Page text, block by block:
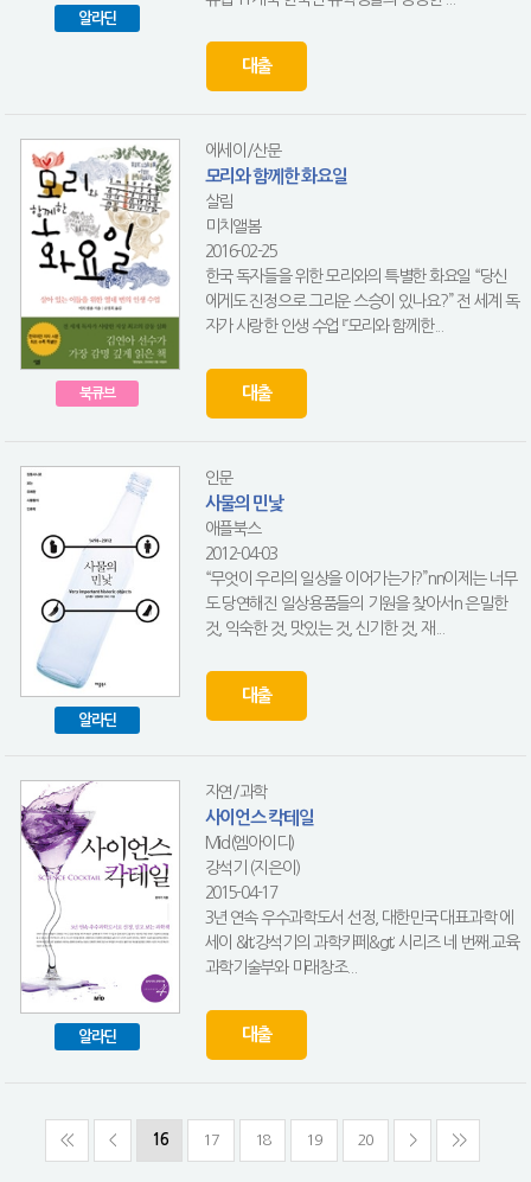
알라딘
대출
북큐브
에세이/산문
모리와 함께한 화요일
살림
미치앨봄
2016-02-25
한국 독자들을 위한 모리와의 특별한 화요일 “당신
에게도 진정으로 그리운 스승이 있나요?” 전 세계 독
자가 사랑한 인생 수업 『모리와 함께한...
대출
알라딘
인문
사물의 민낯
애플북스
2012-04-03
“무엇이 우리의 일상을 이어가는가?”nn이제는 너무
도 당연해진 일상용품들의 기원을 찾아서n 은밀한
것, 익숙한 것, 맛있는 것, 신기한 것, 재...
대출
알라딘
자연/과학
사이언스 칵테일
Mid(엠아이디)
강석기 (지은이)
2015-04-17
3년 연속 우수과학도서 선정, 대한민국 대표과학 에
세이 &lt;강석기의 과학카페&gt; 시리즈 네 번째.교육
과학기술부와 미래창조...
대출
<< < 16 17 18 19 20 > >>